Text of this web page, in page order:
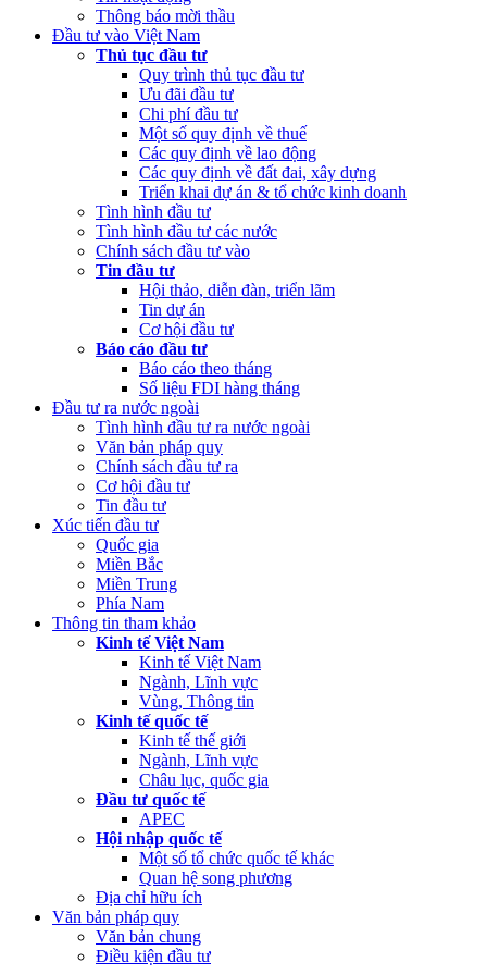
2022 của Ban Quản lý dự án Nâng cấp và phát triển Hệ thống
thông tin quốc gia về đầu tư
(Thứ Hai, 20/03/2023 05:26)Báo cáo tình hình thực hiện dự toán
NSNN Quý 4 và cả năm 2022
(Thứ Hai, 20/03/2023 05:17)Công bố công khai quyết toán ngân
sách nhà nước năm 2022 cùa Trung tâm Xúc tiến đầu tư phía Bắc
(Thứ Sáu, 24/02/2023 05:43)Việt Nam, Bỉ thúc đẩy hợp tác đổi
mới sáng tạo
Thông báo mời thầu
Đầu tư vào Việt Nam
Thủ tục đầu tư
Quy trình thủ tục đầu tư
Ưu đãi đầu tư
Chi phí đầu tư
Một số quy định về thuế
Các quy định về lao động
Các quy định về đất đai, xây dựng
Triển khai dự án & tổ chức kinh doanh
Tình hình đầu tư
Tình hình đầu tư các nước
Chính sách đầu tư vào
Tin đầu tư
Hội thảo, diễn đàn, triển lãm
Tin dự án
Cơ hội đầu tư
Báo cáo đầu tư
Báo cáo theo tháng
Số liệu FDI hàng tháng
Đầu tư ra nước ngoài
Tình hình đầu tư ra nước ngoài
Văn bản pháp quy
Chính sách đầu tư ra
Cơ hội đầu tư
Tin đầu tư
Xúc tiến đầu tư
Quốc gia
Miền Bắc
Miền Trung
Phía Nam
Thông tin tham khảo
Kinh tế Việt Nam
Kinh tế Việt Nam
Ngành, Lĩnh vực
Vùng, Thông tin
Kinh tế quốc tế
Kinh tế thế giới
Ngành, Lĩnh vực
Châu lục, quốc gia
Đầu tư quốc tế
APEC
Hội nhập quốc tế
Một số tổ chức quốc tế khác
Quan hệ song phương
Địa chỉ hữu ích
Văn bản pháp quy
Văn bản chung
Điều kiện đầu tư